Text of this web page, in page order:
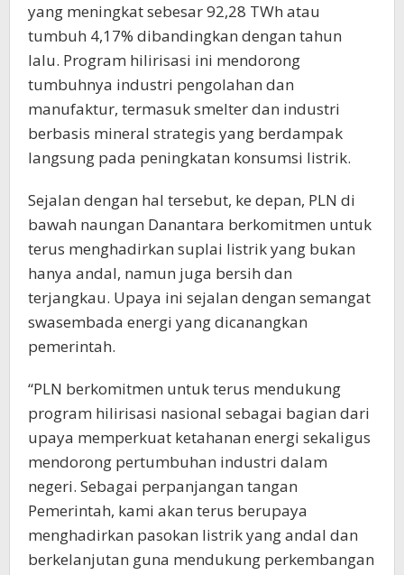
yang meningkat sebesar 92,28 TWh atau
tumbuh 4,17% dibandingkan dengan tahun
lalu. Program hilirisasi ini mendorong
tumbuhnya industri pengolahan dan
manufaktur, termasuk smelter dan industri
berbasis mineral strategis yang berdampak
langsung pada peningkatan konsumsi listrik.
Sejalan dengan hal tersebut, ke depan, PLN di
bawah naungan Danantara berkomitmen untuk
terus menghadirkan suplai listrik yang bukan
hanya andal, namun juga bersih dan
terjangkau. Upaya ini sejalan dengan semangat
swasembada energi yang dicanangkan
pemerintah.
“PLN berkomitmen untuk terus mendukung
program hilirisasi nasional sebagai bagian dari
upaya memperkuat ketahanan energi sekaligus
mendorong pertumbuhan industri dalam
negeri. Sebagai perpanjangan tangan
Pemerintah, kami akan terus berupaya
menghadirkan pasokan listrik yang andal dan
berkelanjutan guna mendukung perkembangan